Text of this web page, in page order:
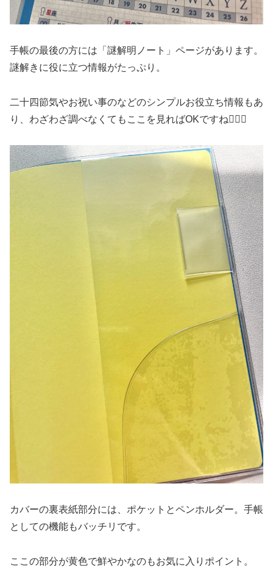
手帳の最後の方には「謎解明ノート」ページがあります。
謎解きに役に立つ情報がたっぷり。
二十四節気やお祝い事のなどのシンプルお役立ち情報もあ
り、わざわざ調べなくてもここを見ればOKですね🙆🏻‍♀️
カバーの裏表紙部分には、ポケットとペンホルダー。手帳
としての機能もバッチリです。
ここの部分が黄色で鮮やかなのもお気に入りポイント。